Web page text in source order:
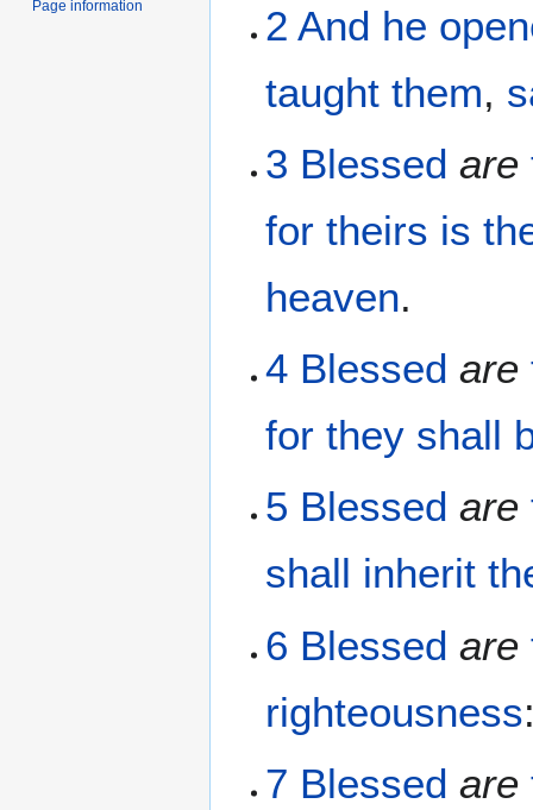
2 And he
taught them,
3 Blessed are
for theirs is
heaven.
4 Blessed are
for they shall
5 Blessed are
shall inherit
6 Blessed are
righteousness
7 Blessed are
Page information